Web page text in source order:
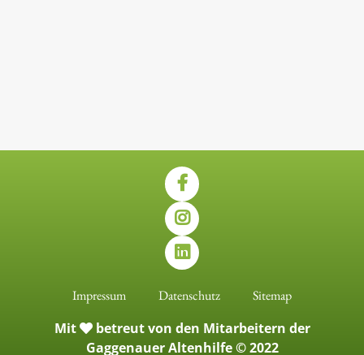
Impressum Datenschutz Sitemap
Mit
betreut von den Mitarbeitern der
Gaggenauer Altenhilfe © 2022